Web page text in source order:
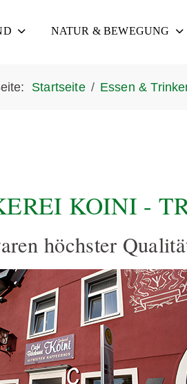
NATUR & BEWEGUNG
Startseite Essen &
KOINI -
höchster